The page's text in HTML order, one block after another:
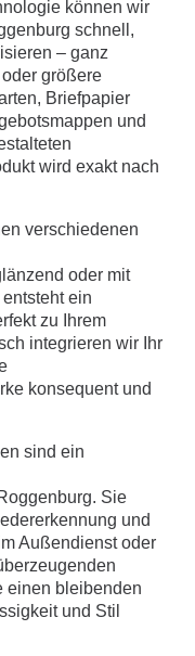
können wir
schnell,
– ganz
größere
Briefpapier
und
wird exakt nach
verschiedenen
oder mit
ein
zu Ihrem
integrieren wir Ihr
konsequent und
sind ein
Sie
und
Außendienst oder
einen bleibenden
und Stil